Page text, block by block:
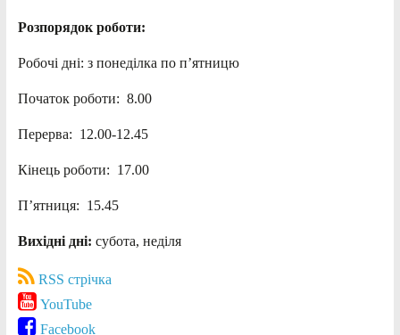
Розпорядок роботи:
Робочі дні: з понеділка по п’ятницю
Початок роботи: 8.00
Перерва: 12.00-12.45
Кінець роботи: 17.00
П’ятниця: 15.45
Вихідні дні: субота, неділя
RSS стрічка
YouTube
Facebook